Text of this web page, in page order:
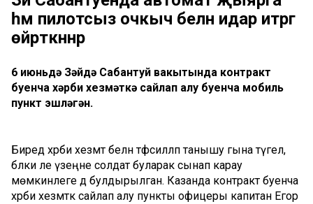
һәм пилотсыз очкыч белән идарә итәргә
өйрәткәннәр
6 июньдә Зәйдә Сабантуй вакытында контракт
буенча хәрби хезмәткә сайлап алу буенча мобиль
пункт эшләгән.
Биредә хәрби хезмәт белән тәфсилләп танышу гына түгел,
бәлки әле үзеңне солдат буларак сынап карау
мөмкинлеге дә булдырылган. Казанда контракт буенча
хәрби хезмәткә сайлап алу пункты офицеры капитан Егор